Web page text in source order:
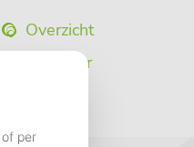
Overzicht
Kalender